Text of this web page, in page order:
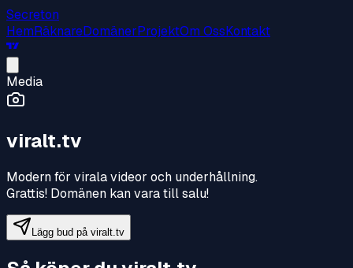
Secreton
HemRäknareDomänerProjektOm OssKontakt
Media
viralt.tv
Modern för virala videor och underhållning.
Grattis! Domänen kan vara till salu!
Lägg bud på viralt.tv